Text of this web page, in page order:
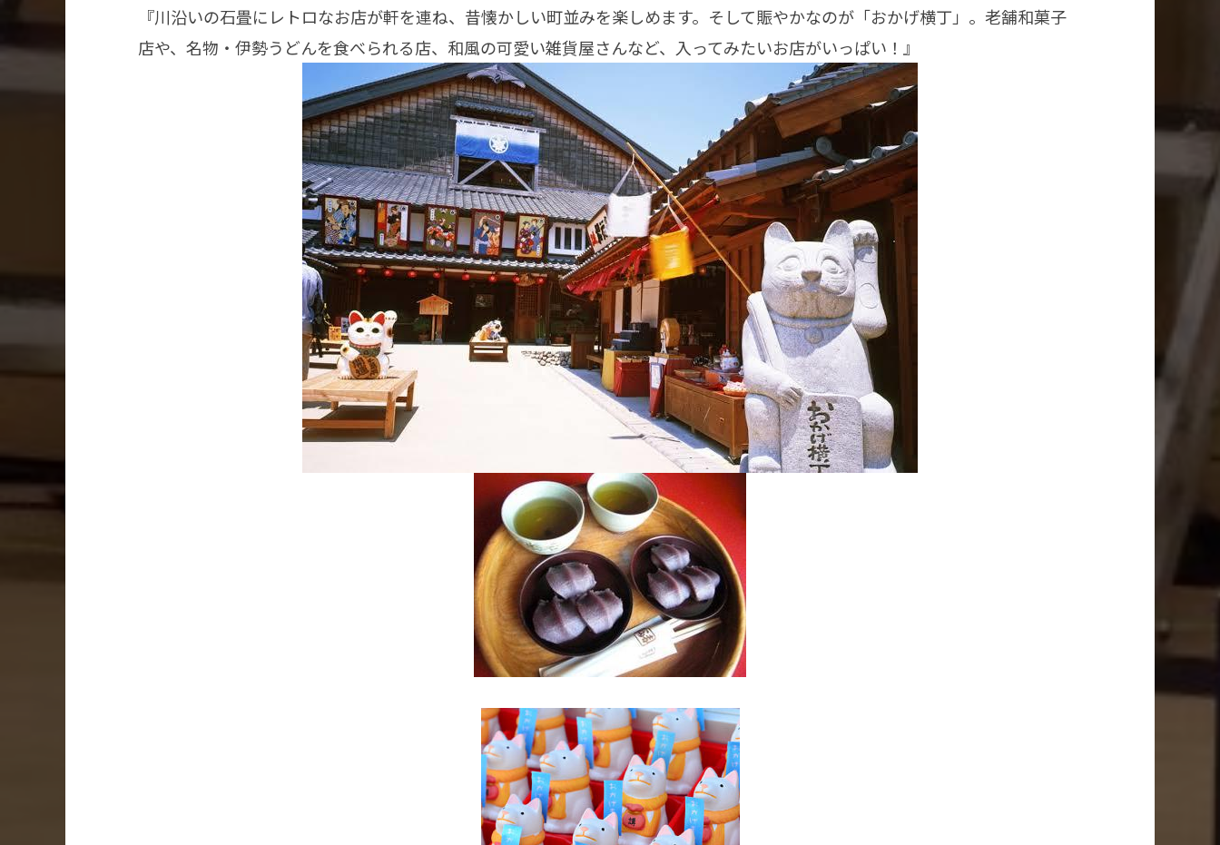
『川沿いの石畳にレトロなお店が軒を連ね、昔懐かしい町並みを楽しめます。そして賑やかなのが「おかげ横丁」。老舗和菓子
店や、名物・伊勢うどんを食べられる店、和風の可愛い雑貨屋さんなど、入ってみたいお店がいっぱい！』